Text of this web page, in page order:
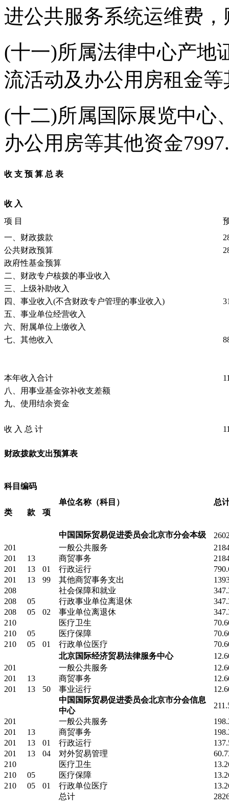
进公共服务系统运维费
(十一)所属法律中心产地
流活动及办公用房租金
(十二)所属国际展览中心
办公用房等其他资金
收 支 预 算 总 表
收 入
项 目
一、财政拨款
公共财政预算
政府性基金预算
二、财政专户核拨的事业收入
三、上级补助收入
四、事业收入(不含财政专户管理的事业收入)
五、事业单位经营收入
六、附属单位上缴收入
七、其他收入
本年收入合计
八、用事业基金弥补收支差额
九、使用结余资金
收 入 总 计
财政拨款支出预算表
科目编码
单位名称（科目）
总
类
款 项
中国国际贸易促进委员会北京市分会本级
201
一般公共服务
201
13 商贸事务
201
13 01 行政运行
201
13 99 其他商贸事务支出
208
社会保障和就业
208
05 行政事业单位离退休
208
05 02 事业单位离退休
210
医疗卫生
210
05 医疗保障
210
05 01 行政单位医疗
北京国际经济贸易法律服务中心
201
一般公共服务
201
13 商贸事务
201
13 50 事业运行
中国国际贸易促进委员会北京市分会信息
中心
201
一般公共服务
201
13 商贸事务
201
13 01 行政运行
201
13 04 对外贸易管理
210
医疗卫生
210
05 医疗保障
210
05 01 行政单位医疗
总计